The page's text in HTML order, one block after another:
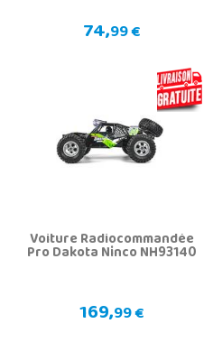
74,99 €
Voiture Radiocommandée
Pro Dakota Ninco NH93140
169,99 €